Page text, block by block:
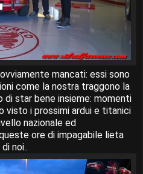
mancati: essi sono
come la nostra traggono la
di star bene insieme: momenti
visto i prossimi ardui e titanici
nazionale ed
ore di impagabile lieta
noi..